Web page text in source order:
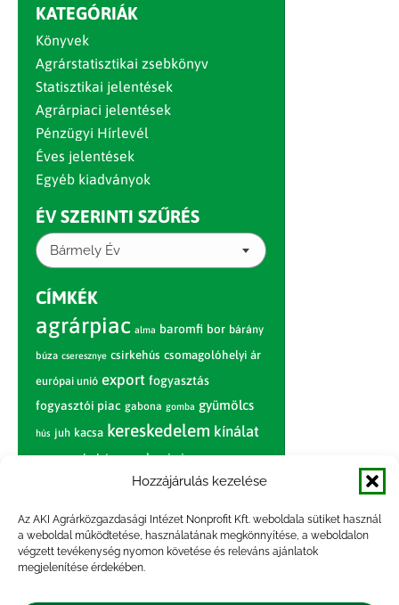
Hozzájárulás kezelése
Az AKI Agrárközgazdasági Intézet Nonprofit Kft. weboldala sütiket használ
a weboldal működtetése, használatának megkönnyítése, a weboldalon
végzett tevékenység nyomon követése és releváns ajánlatok
megjelenítése érdekében.
KATEGÓRIÁK
Könyvek
Agrárstatisztikai zsebkönyv
Statisztikai jelentések
Agrárpiaci jelentések
Pénzügyi Hírlevél
Éves jelentések
Egyéb kiadványok
ÉV SZERINTI SZŰRÉS
Bármely Év
CÍMKÉK
agrárpiac alma baromfi bor bárány
búza cseresznye csirkehús csomagolóhelyi ár
európai unió export fogyasztás
fogyasztói piac gabona gomba gyümölcs
hús juh kacsa kereskedelem kínálat
körte marhahús nagybani piac narancs
nemzetközi árinformációk
paradicsom piac piaci jelentés
pulyka pulykahús sertés sertéshús
szarvasmarha termelés
termelői